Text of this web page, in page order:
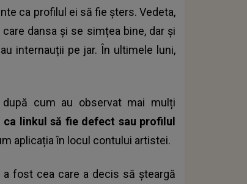
ca profilul ei să fie șters. Vedeta,
dansa și se simțea bine, dar și
internauții pe jar. În ultimele luni,
cum au observat mai mulți
linkul să fie defect sau profilul
aplicația în locul contului artistei.
fost cea care a decis să șteargă